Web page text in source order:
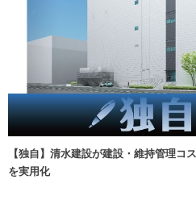
【独自】清水建設が建設・維持管理コ
を実用化